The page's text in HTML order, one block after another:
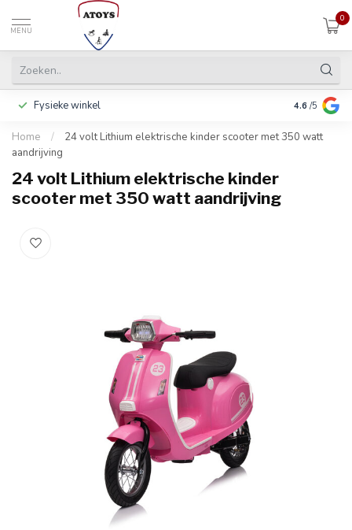
MENU
0
Fysieke winkel Betalen in
4.6 /5
Home /
24 volt Lithium elektrische kinder scooter met 350 watt
aandrijving
24 volt Lithium elektrische kinder
scooter met 350 watt aandrijving